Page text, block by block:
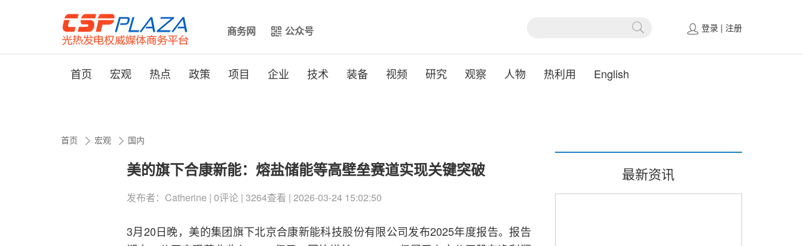
商务网 公众号 登录 | 注册
首页 宏观 热点 政策 项目 企业 技术 装备 视频 研究 观察 人物 热利用 English
首页 宏观 国内
美的旗下合康新能：熔盐储能等高壁垒赛道实现关键突破
发布者：Catherine | 0评论 | 3264查看 | 2026-03-24 15:02:50
3月20日晚，美的集团旗下北京合康新能科技股份有限公司发布2025年度报告。报告
最新资讯